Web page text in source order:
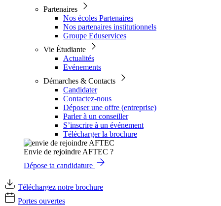
Partenaires
Nos écoles Partenaires
Nos partenaires institutionnels
Groupe Eduservices
Vie Étudiante
Actualités
Evénements
Démarches & Contacts
Candidater
Contactez-nous
Déposer une offre (entreprise)
Parler à un conseiller
S’inscrire à un événement
Télécharger la brochure
Envie de rejoindre AFTEC ?
Dépose ta candidature
Téléchargez notre brochure
Portes ouvertes